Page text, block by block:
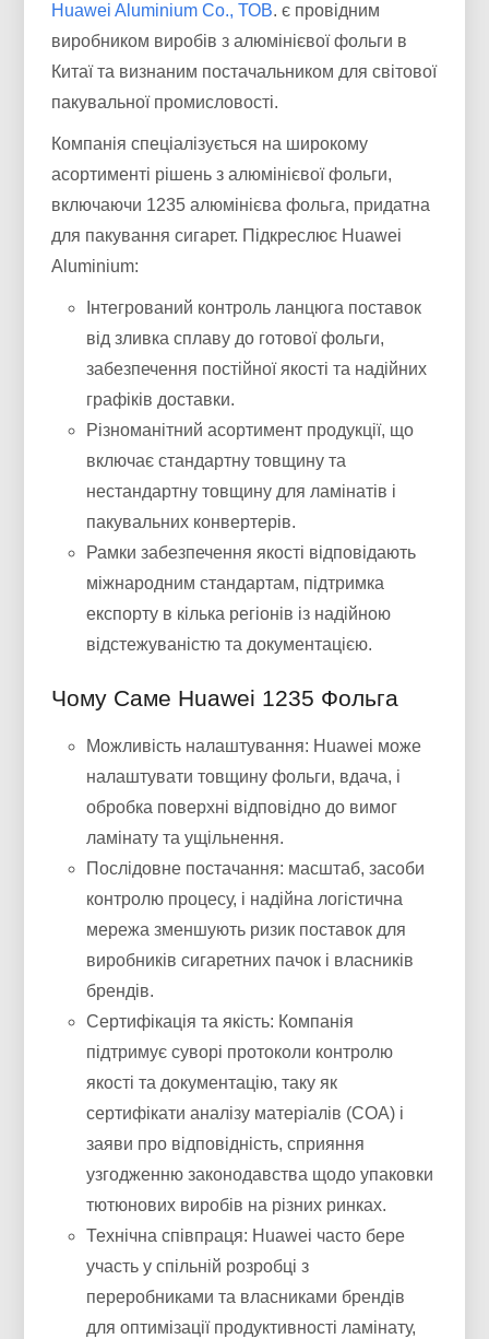
Huawei Aluminium Co., ТОВ. є провідним
виробником виробів з алюмінієвої фольги в
Китаї та визнаним постачальником для світової
пакувальної промисловості.
Компанія спеціалізується на широкому
асортименті рішень з алюмінієвої фольги,
включаючи 1235 алюмінієва фольга, придатна
для пакування сигарет. Підкреслює Huawei
Aluminium:
Інтегрований контроль ланцюга поставок
від зливка сплаву до готової фольги,
забезпечення постійної якості та надійних
графіків доставки.
Різноманітний асортимент продукції, що
включає стандартну товщину та
нестандартну товщину для ламінатів і
пакувальних конвертерів.
Рамки забезпечення якості відповідають
міжнародним стандартам, підтримка
експорту в кілька регіонів із надійною
відстежуваністю та документацією.
Чому Саме Huawei 1235 Фольга
Можливість налаштування: Huawei може
налаштувати товщину фольги, вдача, і
обробка поверхні відповідно до вимог
ламінату та ущільнення.
Послідовне постачання: масштаб, засоби
контролю процесу, і надійна логістична
мережа зменшують ризик поставок для
виробників сигаретних пачок і власників
брендів.
Сертифікація та якість: Компанія
підтримує суворі протоколи контролю
якості та документацію, таку як
сертифікати аналізу матеріалів (COA) і
заяви про відповідність, сприяння
узгодженню законодавства щодо упаковки
тютюнових виробів на різних ринках.
Технічна співпраця: Huawei часто бере
участь у спільній розробці з
переробниками та власниками брендів
для оптимізації продуктивності ламінату,